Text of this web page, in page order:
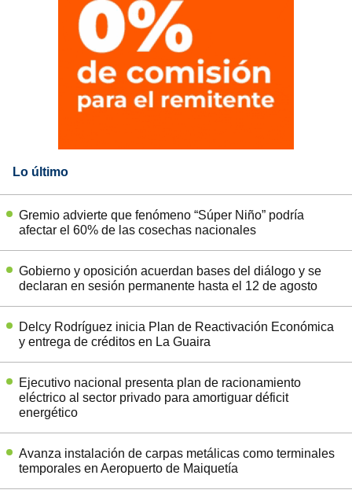
Lo último
Gremio advierte que fenómeno “Súper Niño” podría
afectar el 60% de las cosechas nacionales
Gobierno y oposición acuerdan bases del diálogo y se
declaran en sesión permanente hasta el 12 de agosto
Delcy Rodríguez inicia Plan de Reactivación Económica
y entrega de créditos en La Guaira
Ejecutivo nacional presenta plan de racionamiento
eléctrico al sector privado para amortiguar déficit
energético
Avanza instalación de carpas metálicas como terminales
temporales en Aeropuerto de Maiquetía